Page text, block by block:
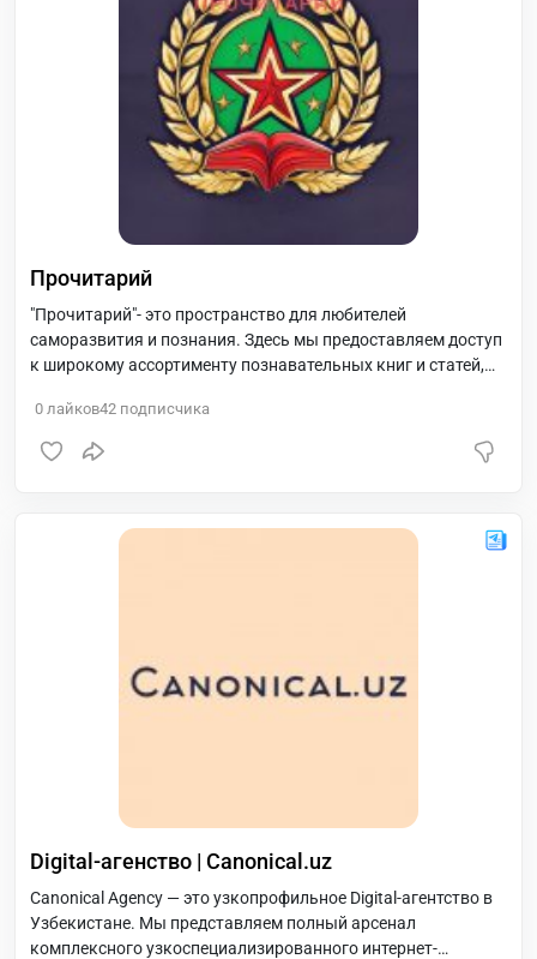
Прочитарий
"Прочитарий"- это пространство для любителей
саморазвития и познания. Здесь мы предоставляем доступ
к широкому ассортименту познавательных книг и статей,
мировоззрение.
0 лайков42 подписчика
Digital-агенство | Canonical.uz
Canonical Agency — это узкопрофильное Digital-агентство в
Узбекистане. Мы представляем полный арсенал
комплексного узкоспециализированного интернет-